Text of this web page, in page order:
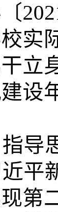
实
立
设
导
平
第